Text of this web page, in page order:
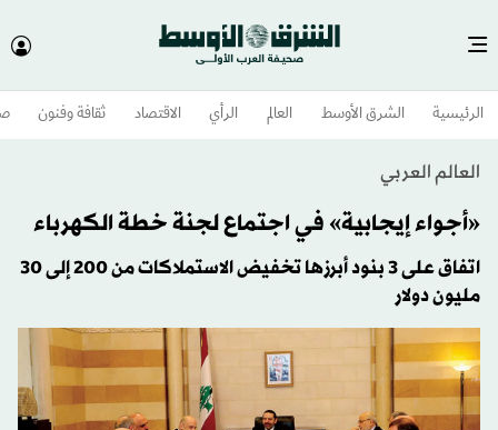
الرئيسية الشرق الأوسط​ العالم الرأي الاقتصاد ثقافة وفنون
العالم العربي
«أجواء إيجابية» في اجتماع لجنة خطة الكهرباء
اتفاق على 3 بنود أبرزها تخفيض الاستملاكات من 200 إلى 30
مليون دولار